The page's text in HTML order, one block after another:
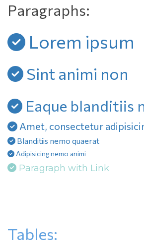
Paragraphs:
Lorem ipsum
Sint animi non
Eaque blanditiis
Amet, consectetur
Blanditiis nemo quaerat
Adipisicing nemo animi
Paragraph with Link
Tables: